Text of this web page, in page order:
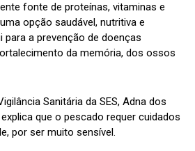
fonte de proteínas, vitaminas e
opção saudável, nutritiva e
a prevenção de doenças
da memória, dos ossos
Sanitária da SES, Adna dos
que o pescado requer cuidados
por ser muito sensível.